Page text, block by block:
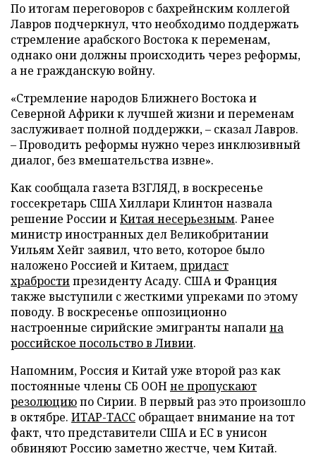
По итогам переговоров с бахрейнским коллегой
Лавров подчеркнул, что необходимо поддержать
стремление арабского Востока к переменам,
однако они должны происходить через реформы,
а не гражданскую войну.
«Стремление народов Ближнего Востока и
Северной Африки к лучшей жизни и переменам
заслуживает полной поддержки, – сказал Лавров.
– Проводить реформы нужно через инклюзивный
диалог, без вмешательства извне».
Как сообщала газета ВЗГЛЯД, в воскресенье
госсекретарь США Хиллари Клинтон назвала
решение России иКитая несерьезным. Ранее
министр иностранных дел Великобритании
Уильям Хейг заявил, что вето, которое было
наложено Россией и Китаем,придаст
храбростипрезиденту Асаду. США и Франция
также выступили с жесткими упреками по этому
поводу. В воскресенье оппозиционно
настроенные сирийские эмигранты напалина
российское посольство в Ливии.
Напомним, Россия и Китай уже второй раз как
постоянные члены СБ ООНне пропускают
резолюциюпо Сирии. В первый раз это произошло
в октябре. ИТАР-ТАСС обращает внимание на тот
факт, что представители США и ЕС в унисон
обвиняют Россию заметно жестче, чем Китай.